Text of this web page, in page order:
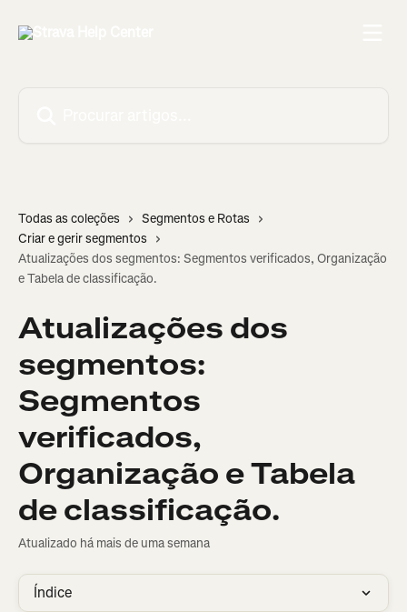
Todas as coleções
Segmentos e Rotas
Criar e gerir segmentos
Atualizações dos segmentos: Segmentos verificados, Organização
e Tabela de classificação.
Atualizações dos
segmentos:
Segmentos
verificados,
Organização e Tabela
de classificação.
Atualizado há mais de uma semana
Índice